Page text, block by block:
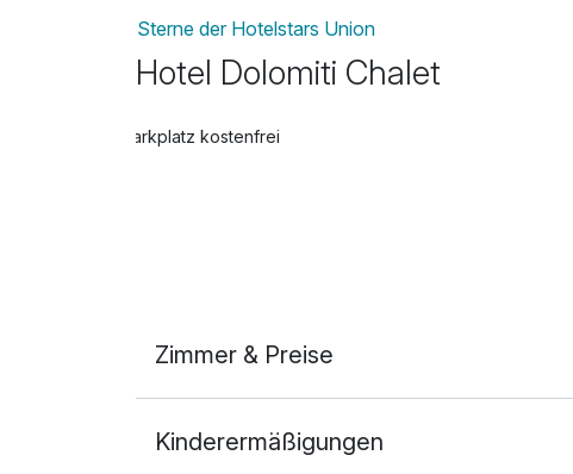
Sterne der Hotelstars Union
Hotel Dolomiti Chalet
Parkplatz kostenfrei
Zimmer & Preise
2 Erwachsene und 1 Kind
Kinderermäßigungen